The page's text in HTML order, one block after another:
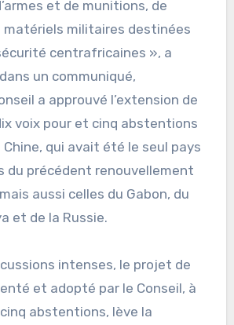
et de munitions, de
matériels militaires destinées
centrafricaines », a
un communiqué,
a approuvé l’extension de
voix pour et cinq abstentions
qui avait été le seul pays
du précédent renouvellement
aussi celles du Gabon, du
et de la Russie.
intenses, le projet de
et adopté par le Conseil, à
abstentions, lève la